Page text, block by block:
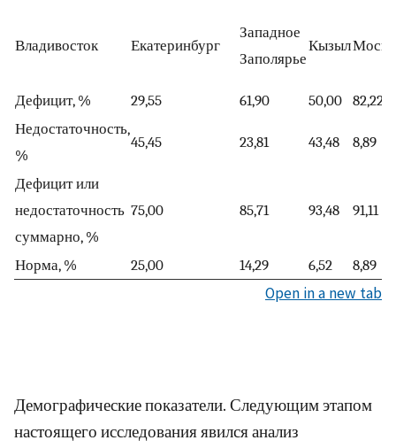
Владивосток Екатеринбург
Западное
Заполярье
Кызыл
Дефицит, % 29,55 61,90 50,00 82,22
Недостаточность,
%
45,45 23,81 43,48 8,89
Дефицит или
недостаточность
суммарно, %
75,00 85,71 93,48 91,11
Норма, % 25,00 14,29 6,52 8,89
Open in a new tab
Демографические показатели. Следующим этапом
настоящего исследования явился анализ